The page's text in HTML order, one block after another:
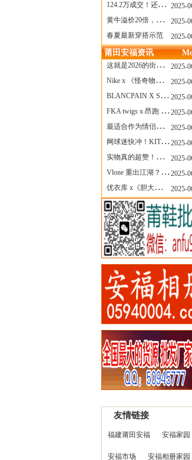
124.2万成交！还有什么是Labubu做不到的？
2025-
黄牛溢价20倍，「Labubu」3.0市价大盘点！假货比正品还贵...
2025-
春夏最新穿搭示范
2025-
莆田安福资讯
这就是2026的街头感！Prada新包我先爱了
2025-
Nike x 《怪奇物语》联名回归，终于轮到这双热门款了！
2025-
BLANCPAIN X SWATCH联名款 BIOCERAMIC SCUBA FIFTY FATHOMS 系列推出全新 GREEN ABYSS（碧波洋）腕表
2025-
FKA twigs x 昂跑 联名来了，这三双 Cloud X 你选哪一双？
2025-
最适合作为情侣鞋的New Balance 1906 Loafer出现了！
2025-
网球迷快冲！KITH x Wilson 限量球拍太会设计了
2025-
实物真的超赞！NB 新款 2010 新配色
2025-
Vlone 重出江湖？突然又要联名，谁能想到！
2025-
优衣库 x《胆大党》新品公布，第二季联动周边来了！
2025-
友情链接
福建莆田安福 安福家园
安福市场 安福相册家园